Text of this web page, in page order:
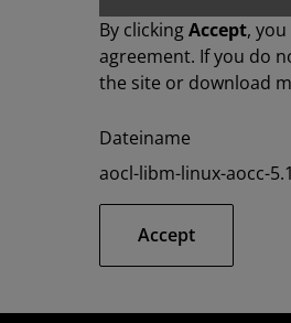
By clickingAccept,
agreement. If you do
the site or download
Dateiname
aocl-libm-linux-aocc-
Accept